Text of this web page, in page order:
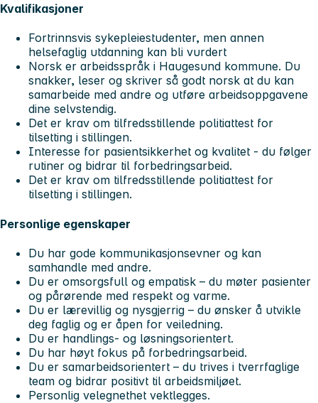
Kvalifikasjoner
Fortrinnsvis sykepleiestudenter, men annen
helsefaglig utdanning kan bli vurdert
Norsk er arbeidsspråk i Haugesund kommune. Du
snakker, leser og skriver så godt norsk at du kan
samarbeide med andre og utføre arbeidsoppgavene
dine selvstendig.
Det er krav om tilfredsstillende politiattest for
tilsetting i stillingen.
Interesse for pasientsikkerhet og kvalitet - du følger
rutiner og bidrar til forbedringsarbeid.
Det er krav om tilfredsstillende politiattest for
tilsetting i stillingen.
Personlige egenskaper
Du har gode kommunikasjonsevner og kan
samhandle med andre.
Du er omsorgsfull og empatisk – du møter pasienter
og pårørende med respekt og varme.
Du er lærevillig og nysgjerrig – du ønsker å utvikle
deg faglig og er åpen for veiledning.
Du er handlings- og løsningsorientert.
Du har høyt fokus på forbedringsarbeid.
Du er samarbeidsorientert – du trives i tverrfaglige
team og bidrar positivt til arbeidsmiljøet.
Personlig velegnethet vektlegges.